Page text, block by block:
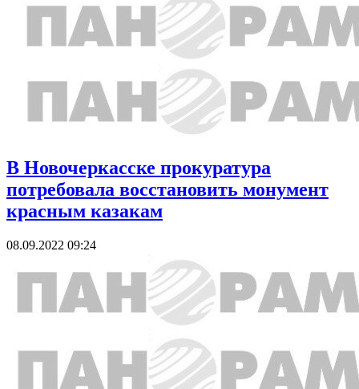
В Новочеркасске прокуратура
потребовала восстановить монумент
красным казакам
08.09.2022 09:24